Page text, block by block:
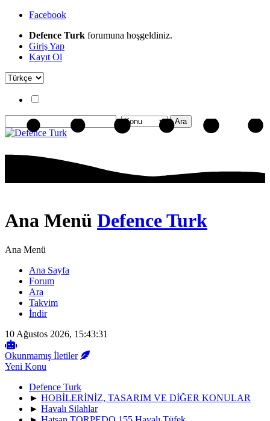
Facebook
Defence Turk forumuna hoşgeldiniz.
Giriş Yap
Kayıt Ol
Ana Menü Defence Turk
Ana Menü
Ana Sayfa
Forum
Ara
Takvim
İndir
10 Ağustos 2026, 15:43:31
Okunmamış İletiler
Yeni Konu
Defence Turk
► HOBİLERİNİZ, TASARIM VE DİĞER KONULAR
► Havalı Silahlar